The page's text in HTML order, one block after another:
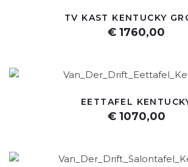
TV KAST KENTUCKY
€ 1760,00
EETTAFEL
€ 1070,00